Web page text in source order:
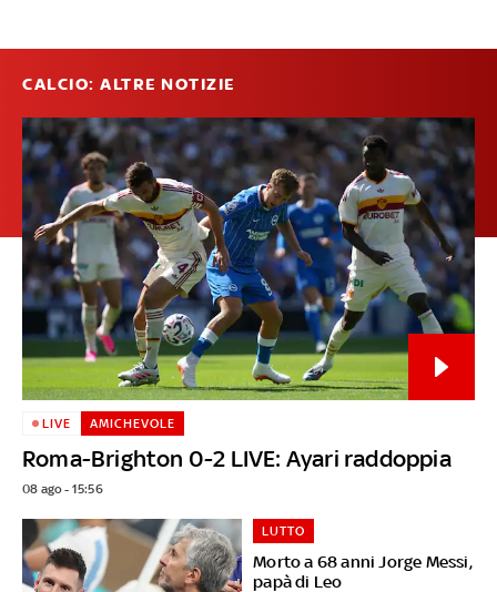
CALCIO: ALTRE NOTIZIE
Roma-Brighton 0-2 LIVE: Ayari raddoppia
LIVE AMICHEVOLE
08 ago - 15:56
Morto a 68 anni Jorge Messi,
papà di Leo
LUTTO